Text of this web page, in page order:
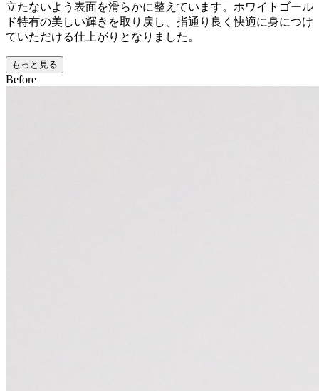
立たないよう表面を滑らかに整えています。ホワイトゴール
ド特有の美しい輝きを取り戻し、指通り良く快適に身につけ
ていただける仕上がりとなりました。
もっと見る
Before